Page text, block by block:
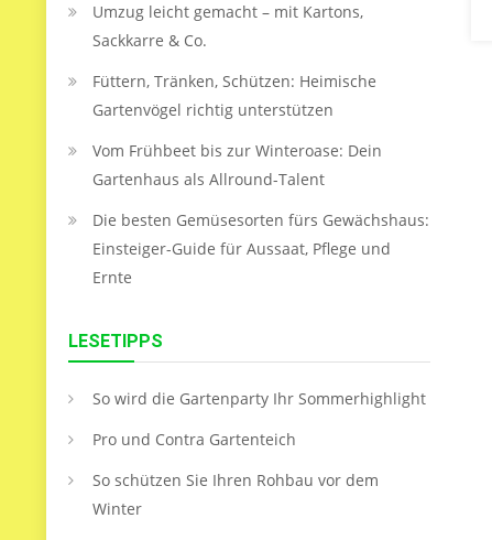
Umzug leicht gemacht – mit Kartons,
Sackkarre & Co.
Füttern, Tränken, Schützen: Heimische
Gartenvögel richtig unterstützen
Vom Frühbeet bis zur Winteroase: Dein
Gartenhaus als Allround-Talent
Die besten Gemüsesorten fürs Gewächshaus:
Einsteiger-Guide für Aussaat, Pflege und
Ernte
LESETIPPS
So wird die Gartenparty Ihr Sommerhighlight
Pro und Contra Gartenteich
So schützen Sie Ihren Rohbau vor dem
Winter